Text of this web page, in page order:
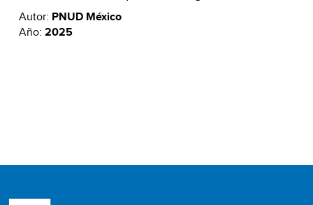
Autor: PNUD México
Año: 2025